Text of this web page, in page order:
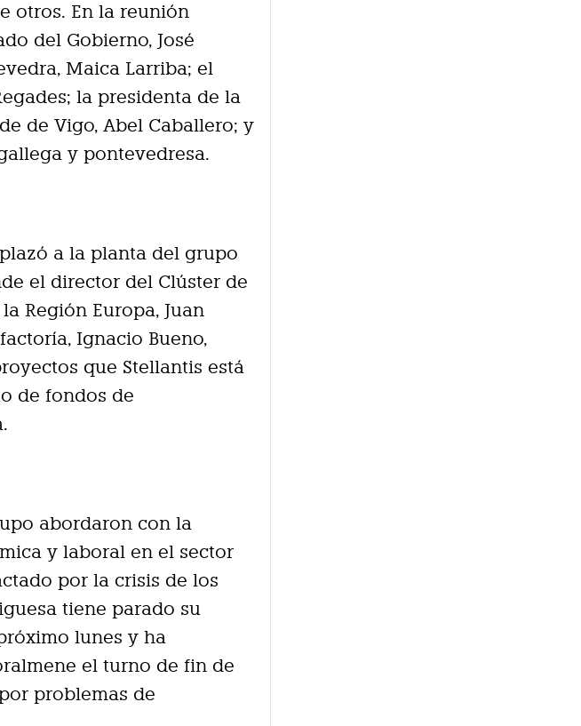
otros. En la reunión
del Gobierno, José
Maica Larriba; el
la presidenta de la
de Vigo, Abel Caballero; y
y pontevedresa.
a la planta del grupo
el director del Clúster de
Región Europa, Juan
Ignacio Bueno,
que Stellantis está
de fondos de
abordaron con la
y laboral en el sector
por la crisis de los
tiene parado su
lunes y ha
el turno de fin de
problemas de